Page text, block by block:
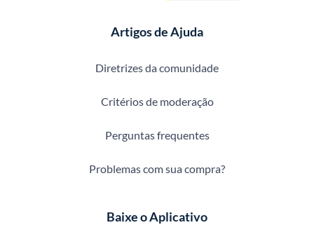
Artigos de Ajuda
Diretrizes da comunidade
Critérios de moderação
Perguntas frequentes
Problemas com sua compra?
Baixe o Aplicativo